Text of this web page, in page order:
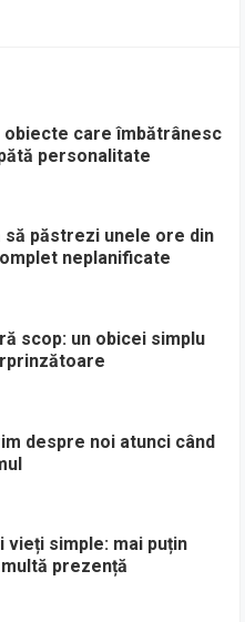
obiecte care îmbătrânesc
personalitate
să păstrezi unele ore din
neplanificate
scop: un obicei simplu
despre noi atunci când
vieți simple: mai puțin
prezență